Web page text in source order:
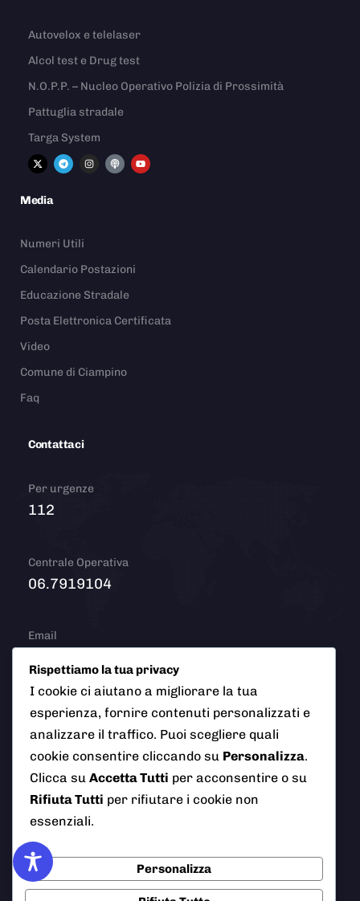
Autovelox e telelaser
Alcol test e Drug test
N.O.P.P. – Nucleo Operativo Polizia di Prossimità
Pattuglia stradale
Targa System
Media
Numeri Utili
Calendario Postazioni
Educazione Stradale
Posta Elettronica Certificata
Video
Comune di Ciampino
Faq
Contattaci
Per urgenze
112
Centrale Operativa
06.7919104
Email
© 2026 Polizia Locale del Comune di Ciampino (Roma). Tutti
i diritti riservati
Cookie Policy
Rispettiamo la tua privacy
I cookie ci aiutano a migliorare la tua
esperienza, fornire contenuti personalizzati e
analizzare il traffico. Puoi scegliere quali
cookie consentire cliccando su Personalizza.
Clicca su Accetta Tutti per acconsentire o su
Rifiuta Tutti per rifiutare i cookie non
essenziali.
Personalizza